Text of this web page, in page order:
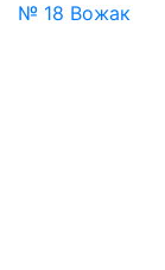
№ 18 Вожак